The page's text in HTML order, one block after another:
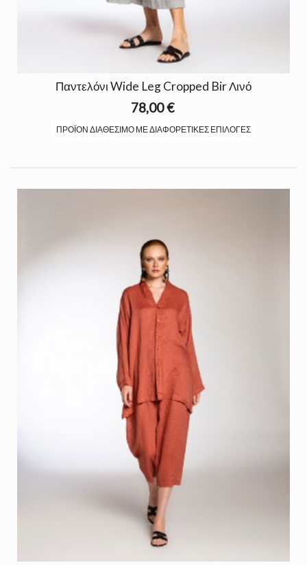
Παντελόνι Wide Leg Cropped Bir Λινό
78,00 €
ΠΡΟΪΌΝ ΔΙΑΘΈΣΙΜΟ ΜΕ ΔΙΑΦΟΡΕΤΙΚΈΣ ΕΠΙΛΟΓΈΣ